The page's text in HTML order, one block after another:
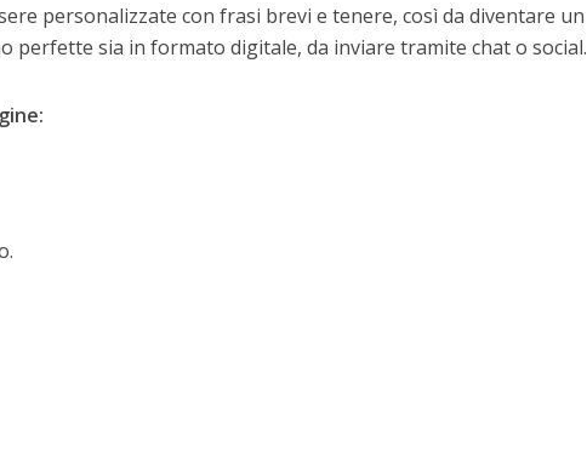
personalizzate con frasi brevi e tenere, così da diventare un
perfette sia in formato digitale, da inviare tramite chat o social.